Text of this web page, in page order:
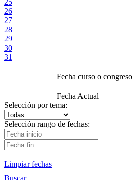
25
26
27
28
29
30
31
Fecha curso o congreso
Fecha Actual
Selección por tema:
Selección rango de fechas:
Limpiar fechas